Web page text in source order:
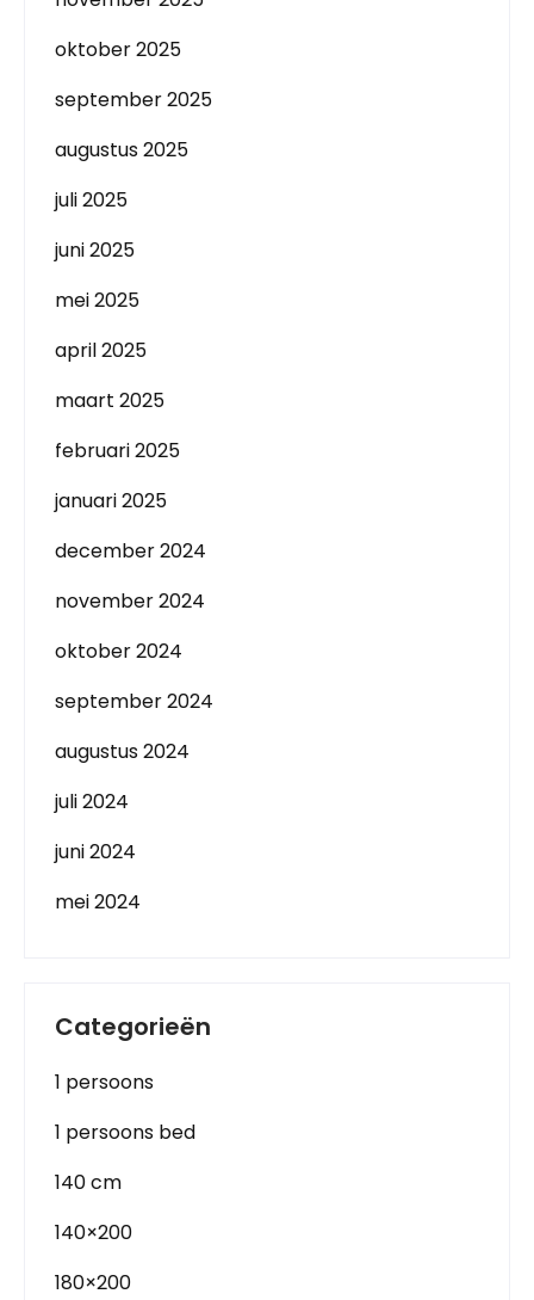
oktober 2025
september 2025
augustus 2025
juli 2025
juni 2025
mei 2025
april 2025
maart 2025
februari 2025
januari 2025
december 2024
november 2024
oktober 2024
september 2024
augustus 2024
juli 2024
juni 2024
mei 2024
Categorieën
1 persoons
1 persoons bed
140 cm
140×200
180×200